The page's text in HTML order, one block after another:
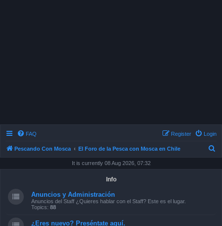
FAQ Login
Register
Pescando Con Mosca El Foro de la Pesca con Mosca en Chile
It is currently 08 Aug 2026, 07:32
Info
Anuncios y Administración
Anuncios del Staff ¿Quieres hablar con el Staff? Este es el lugar.
Topics: 88
¿Eres nuevo? Preséntate aquí.